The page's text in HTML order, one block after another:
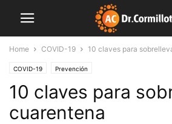
Home COVID-19 10 claves para
COVID-19 Prevención
10 claves para
cuarentena